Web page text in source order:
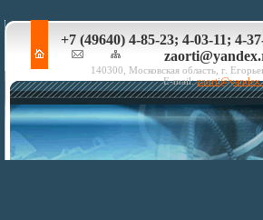
+7 (49640) 4-85-23; 4-03-11; 4-
140300, Московская область, г.
E-mail: